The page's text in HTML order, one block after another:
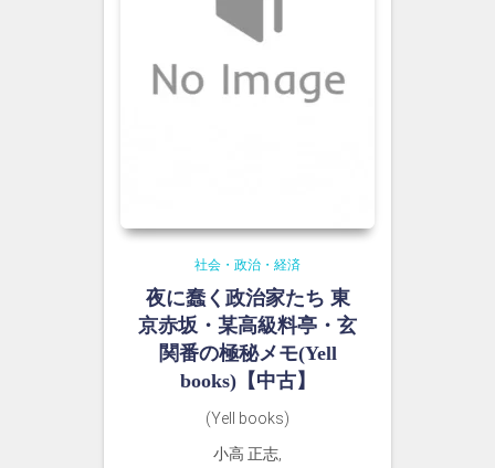
社会・政治・経済
夜に蠢く政治家たち 東
京赤坂・某高級料亭・玄
関番の極秘メモ(Yell
books)【中古】
(Yell books)
小高 正志,